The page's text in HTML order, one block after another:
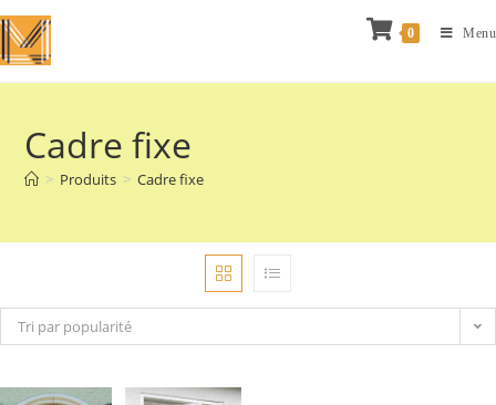
0 Menu
Cadre fixe
> Produits > Cadre fixe
Tri par popularité